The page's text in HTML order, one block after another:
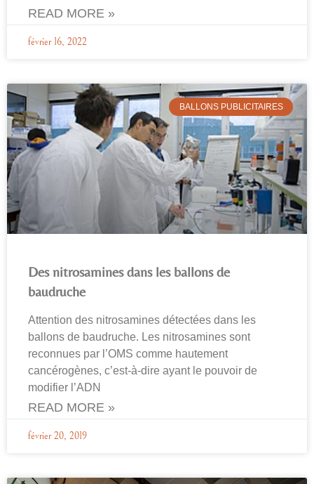
READ MORE »
février 16, 2022
BALLONS PUBLICITAIRES
Des nitrosamines dans les ballons de
baudruche
Attention des nitrosamines détectées dans les
ballons de baudruche. Les nitrosamines sont
reconnues par l’OMS comme hautement
cancérogènes, c’est-à-dire ayant le pouvoir de
modifier l’ADN
READ MORE »
février 20, 2019